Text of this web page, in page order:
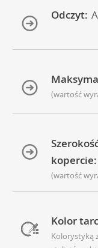
Odczyt:
(wartość
kopercie:
(wartość
Kolor
Kolorystyką